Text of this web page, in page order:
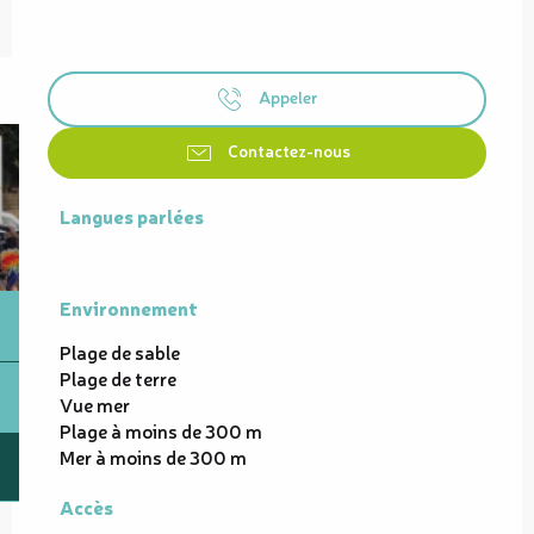
Appeler
Contactez-nous
Langues parlées
Langues parlées
Environnement
Environnement
Plage de sable
Plage de terre
Vue mer
Plage à moins de 300 m
Mer à moins de 300 m
Accès
Accès